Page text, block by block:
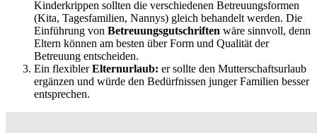
Kinderkrippen sollten die verschiedenen Betreuungsformen
(Kita, Tagesfamilien, Nannys) gleich behandelt werden. Die
Einführung von Betreuungsgutschriften wäre sinnvoll, denn
Eltern können am besten über Form und Qualität der
Betreuung entscheiden.
Ein flexiblerElternurlaub: er sollte den Mutterschaftsurlaub
ergänzen und würde den Bedürfnissen junger Familien besser
entsprechen.